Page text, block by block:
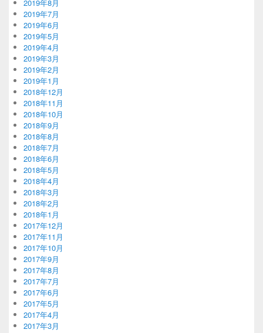
2019年8月
2019年7月
2019年6月
2019年5月
2019年4月
2019年3月
2019年2月
2019年1月
2018年12月
2018年11月
2018年10月
2018年9月
2018年8月
2018年7月
2018年6月
2018年5月
2018年4月
2018年3月
2018年2月
2018年1月
2017年12月
2017年11月
2017年10月
2017年9月
2017年8月
2017年7月
2017年6月
2017年5月
2017年4月
2017年3月